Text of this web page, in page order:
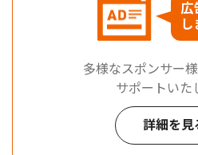
広
し
多様なスポンサー
サポートいた
詳細を見